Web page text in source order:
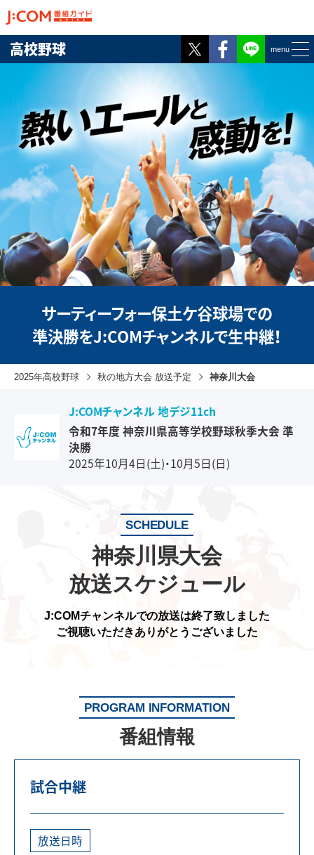
Twitter
Facebook
menu
高校野球
サーティーフォー保土ケ谷球場での
準決勝をJ:COMチャンネルで生中継！
2025年高校野球 秋の地方大会 放送予定 神奈川大会
J:COMチャンネル 地デジ11ch
令和7年度 神奈川県高等学校野球秋季大会 準
決勝
2025年10月4日(土)・10月5日(日)
SCHEDULE
神奈川県大会
放送スケジュール
J:COMチャンネルでの放送は終了致しました
ご視聴いただきありがとうございました
PROGRAM INFORMATION
番組情報
試合中継
放送日時